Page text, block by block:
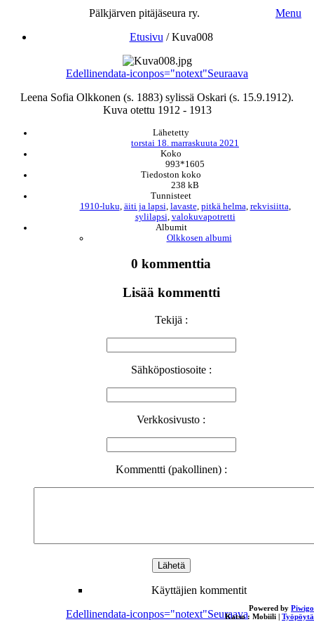
Pälkjärven pitäjäseura ry.
Menu
Etusivu /Kuva008
Edellinendata-iconpos="notext"Seuraava
Leena Sofia Olkkonen (s. 1883) sylissä Oskari (s. 15.9.1912).
Kuva otettu 1912 - 1913
Lähetetty
torstai 18. marraskuuta 2021
Koko
993*1605
Tiedoston koko
238 kB
Tunnisteet
1910-luku äiti ja lapsi lavaste, pitkä helma rekvisiitta
sylilapsi valokuvapotretti
Albumit
Olkkosen albumi
0 kommenttia
Lisää kommentti
Tekijä :
Sähköpostiosoite :
Verkkosivusto :
Kommentti (pakollinen) :
Käyttäjien kommentit
Edellinendata-iconpos="notext"SeuraavaPowered by Piwigo
Katso : Mobiili | Työpöytä